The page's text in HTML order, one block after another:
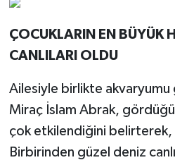
ÇOCUKLARIN EN BÜYÜK
CANLILARI OLDU
Ailesiyle birlikte akvaryumu
Miraç İslam Abrak, gördüğü
çok etkilendiğini
Birbirinden güzel deniz